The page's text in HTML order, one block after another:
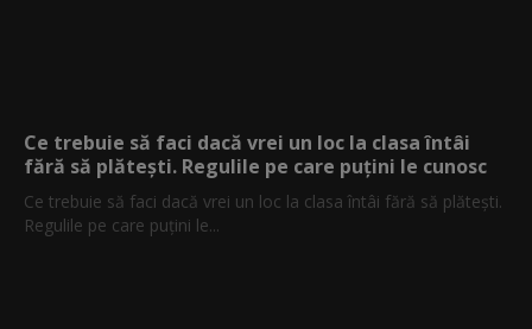
Ce trebuie să faci dacă vrei un loc la clasa întâi
fără să plătești. Regulile pe care puțini le cunosc
Ce trebuie să faci dacă vrei un loc la clasa întâi fără să plătești.
Regulile pe care puțini le...